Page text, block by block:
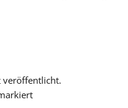
veröffentlicht.